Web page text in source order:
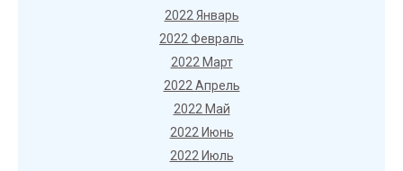
2022 Январь
2022 Февраль
2022 Март
2022 Апрель
2022 Май
2022 Июнь
2022 Июль